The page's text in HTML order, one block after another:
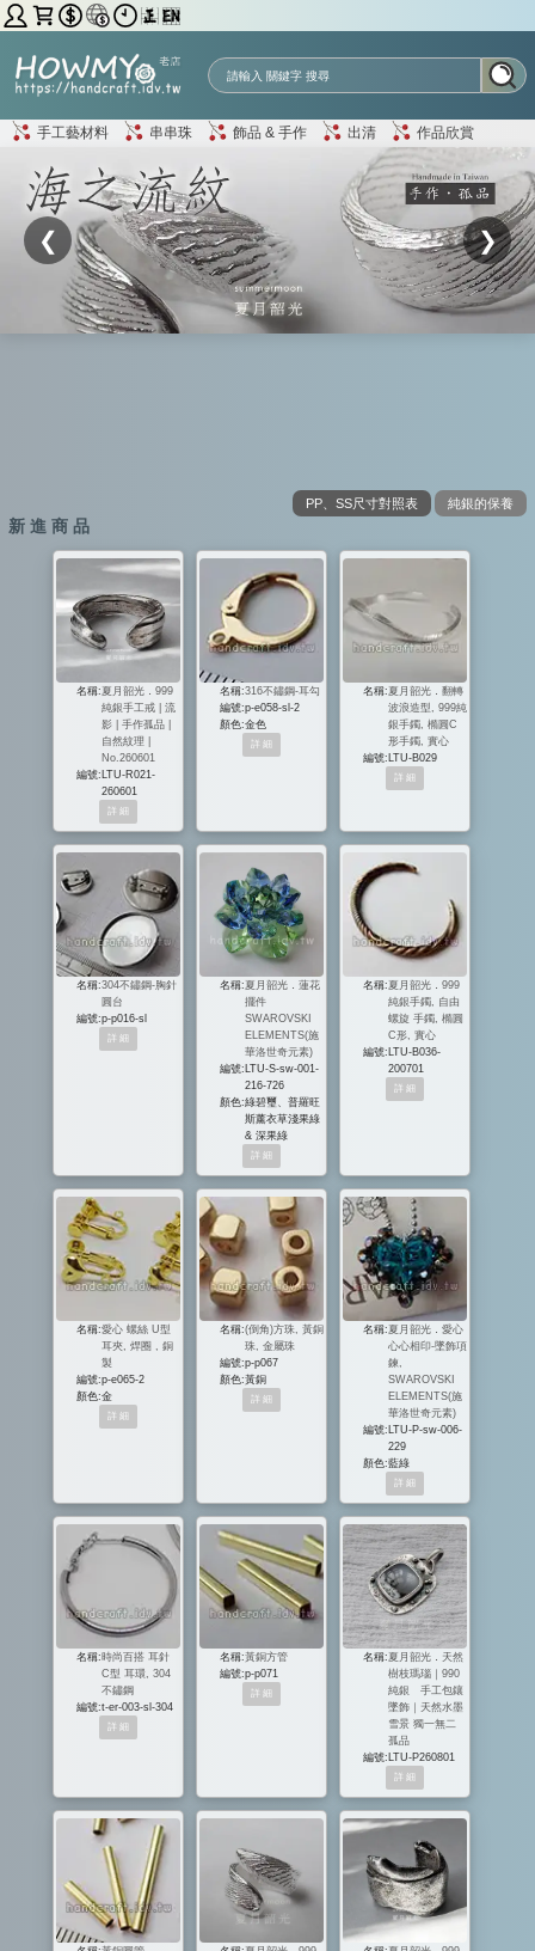
手工藝材料 串串珠 飾品 & 手作 出清 作品欣賞
❮ ❯
PP、SS尺寸對照表 純銀的保養
新 進 商 品
名稱:夏月韶光．999
純銀手工戒 | 流
影 | 手作孤品 |
自然紋理 |
No.260601
編號: LTU-R021-
260601
名稱:316不鏽鋼-耳勾
編號:p-e058-sl-2
顏色:金色
名稱:夏月韶光．翻轉
波浪造型, 999純
銀手鐲, 橢圓C
形手鐲, 實心
編號: LTU-B029
名稱:304不鏽鋼-胸針
圓台
編號:p-p016-sl
名稱:夏月韶光．蓮花
擺件
SWAROVSKI
ELEMENTS(施
華洛世奇元素)
編號: LTU-S-sw-001-
216-726
顏色:綠碧璽、普羅旺
斯薰衣草淺果綠
& 深果綠
名稱:夏月韶光．999
純銀手鐲, 自由
螺旋 手鐲, 橢圓
C形, 實心
編號: LTU-B036-
200701
名稱:愛心 螺絲 U型
耳夾, 焊圈 , 銅
製
編號:p-e065-2
顏色:金
名稱:(倒角)方珠, 黃銅
珠, 金屬珠
編號:p-p067
顏色:黃銅
名稱:夏月韶光．愛心
心心相印-墜飾項
鍊,
SWAROVSKI
ELEMENTS(施
華洛世奇元素)
編號: LTU-P-sw-006-
229
顏色:藍綠
名稱:時尚百搭 耳針
C型 耳環, 304
不鏽鋼
編號:t-er-003-sl-304
名稱:黃銅方管
編號:p-p071
名稱:夏月韶光．天然
樹枝瑪瑙｜990
純銀 手工包鑲
墜飾｜天然水墨
雪景 獨一無二
孤品
編號: LTU-P260801